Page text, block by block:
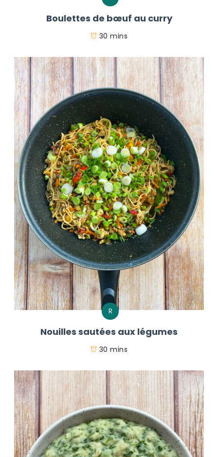
Boulettes de bœuf au curry
30 mins
R
Nouilles sautées aux légumes
30 mins